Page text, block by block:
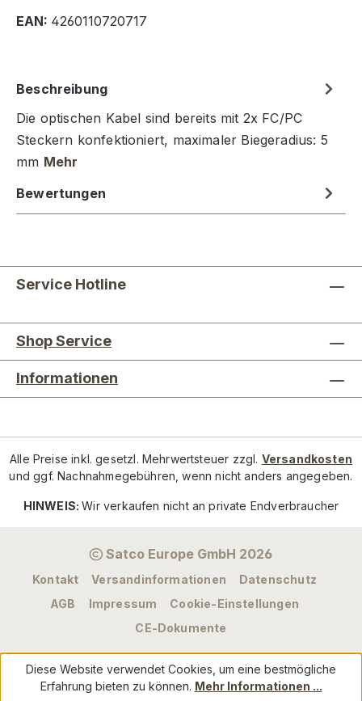
EAN: 4260110720717
Beschreibung
Die optischen Kabel sind bereits mit 2x FC/PC
Steckern konfektioniert, maximaler Biegeradius: 5
mm Mehr
Bewertungen
Service Hotline
Shop Service
Informationen
Alle Preise inkl. gesetzl. Mehrwertsteuer zzgl. Versandkosten
und ggf. Nachnahmegebühren, wenn nicht anders angegeben.
HINWEIS:Wir verkaufen nicht an private Endverbraucher
Satco Europe GmbH 2026
Kontakt Versandinformationen
Datenschutz
AGB
Impressum
Cookie-Einstellungen
CE-Dokumente
Diese Website verwendet Cookies, um eine bestmögliche
Erfahrung bieten zu können. Mehr Informationen ...